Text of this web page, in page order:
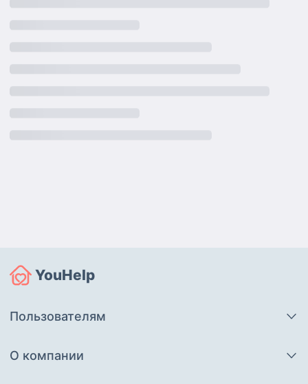
YouHelp
Пользователям
О компании